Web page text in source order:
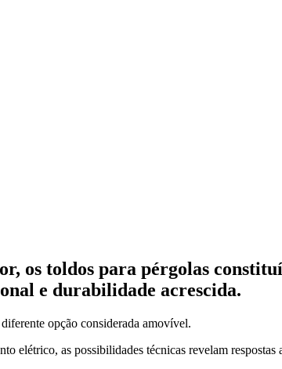
os toldos para pérgolas
e durabilidade acrescida.
opção considerada amovível.
elétrico, as possibilidades técnicas revelam